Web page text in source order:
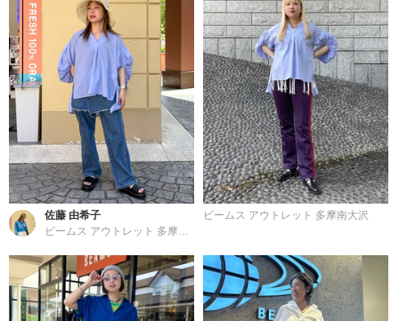
佐藤 由希子
ビームス アウトレット 多摩南大沢
ビームス アウトレット 多摩南大沢